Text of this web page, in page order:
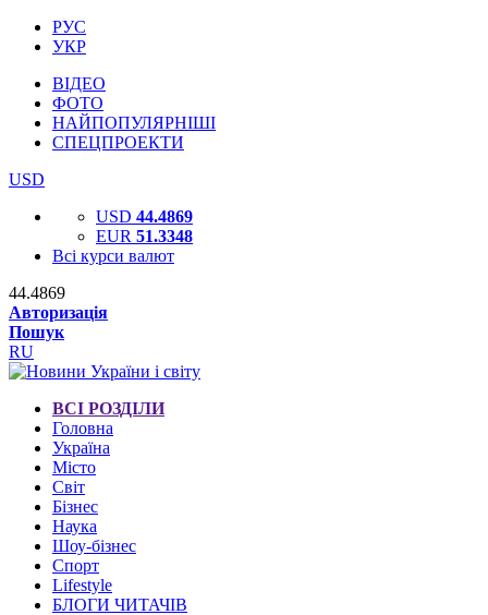
РУС
УКР
ВІДЕО
ФОТО
НАЙПОПУЛЯРНІШІ
СПЕЦПРОЕКТИ
USD
USD 44.4869
EUR 51.3348
Всі курси валют
44.4869
Авторизація
Пошук
RU
ВСІ РОЗДІЛИ
Головна
Україна
Місто
Світ
Бізнес
Наука
Шоу-бізнес
Спорт
Lifestyle
БЛОГИ ЧИТАЧІВ